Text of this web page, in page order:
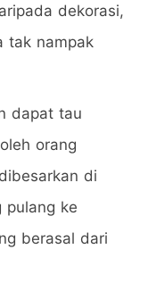
dekorasi,
tak nampak
dapat tau
orang
di
pulang ke
berasal dari